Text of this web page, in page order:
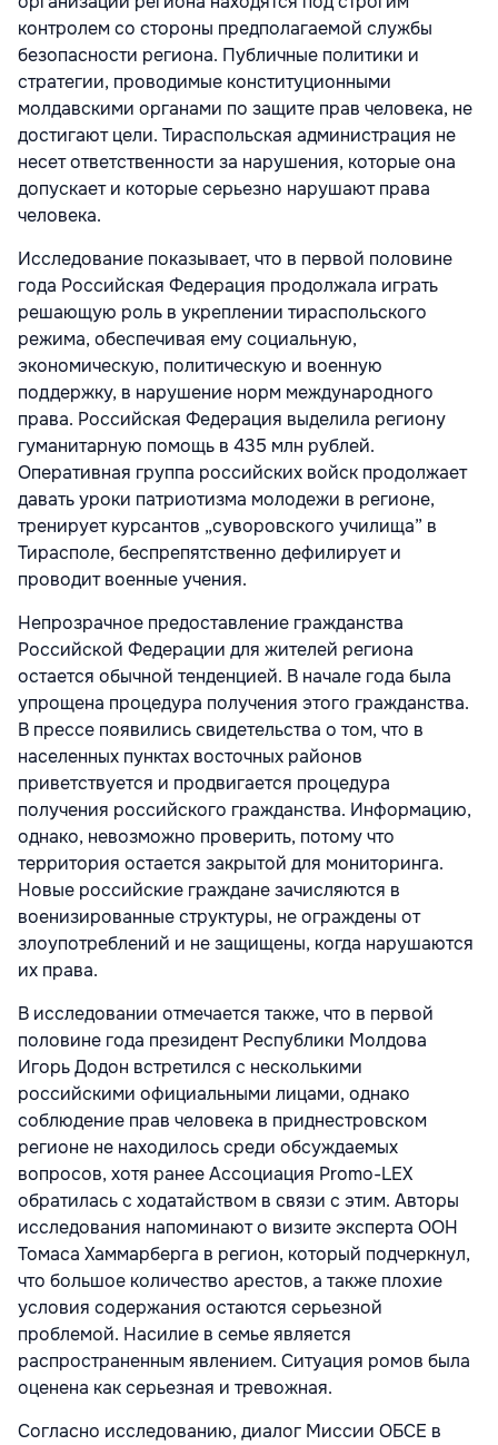
контролем со стороны предполагаемой службы
безопасности региона. Публичные политики и
стратегии, проводимые конституционными
молдавскими органами по защите прав человека, не
достигают цели. Тираспольская администрация не
несет ответственности за нарушения, которые она
допускает и которые серьезно нарушают права
человека.
Исследование показывает, что в первой половине
года Российская Федерация продолжала играть
решающую роль в укреплении тираспольского
режима, обеспечивая ему социальную,
экономическую, политическую и военную
поддержку, в нарушение норм международного
права. Российская Федерация выделила региону
гуманитарную помощь в 435 млн рублей.
Оперативная группа российских войск продолжает
давать уроки патриотизма молодежи в регионе,
тренирует курсантов „суворовского училища” в
Тирасполе, беспрепятственно дефилирует и
проводит военные учения.
Непрозрачное предоставление гражданства
Российской Федерации для жителей региона
остается обычной тенденцией. В начале года была
упрощена процедура получения этого гражданства.
В прессе появились свидетельства о том, что в
населенных пунктах восточных районов
приветствуется и продвигается процедура
получения российского гражданства. Информацию,
однако, невозможно проверить, потому что
территория остается закрытой для мониторинга.
Новые российские граждане зачисляются в
военизированные структуры, не ограждены от
злоупотреблений и не защищены, когда нарушаются
их права.
В исследовании отмечается также, что в первой
половине года президент Республики Молдова
Игорь Додон встретился с несколькими
российскими официальными лицами, однако
соблюдение прав человека в приднестровском
регионе не находилось среди обсуждаемых
вопросов, хотя ранее Ассоциация Promo-LEX
обратилась с ходатайством в связи с этим. Авторы
исследования напоминают о визите эксперта ООН
Томаса Хаммарберга в регион, который подчеркнул,
что большое количество арестов, а также плохие
условия содержания остаются серьезной
проблемой. Насилие в семье является
распространенным явлением. Ситуация ромов была
оценена как серьезная и тревожная.
Согласно исследованию, диалог Миссии ОБСЕ в